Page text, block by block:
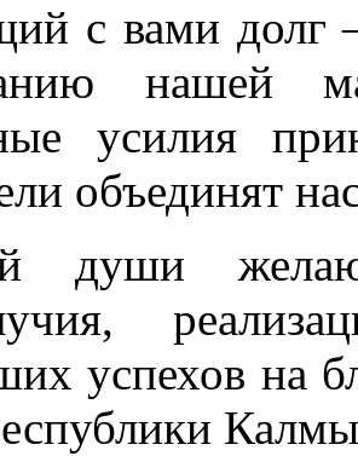
с вами долг –
нашей
усилия
объединят
души желаю
успехов на